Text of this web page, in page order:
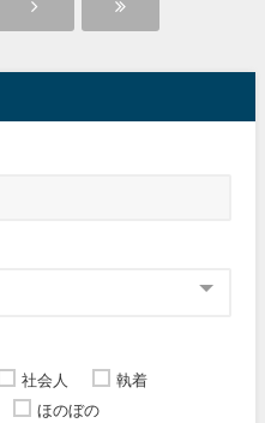
社会人
執着
ほのぼの